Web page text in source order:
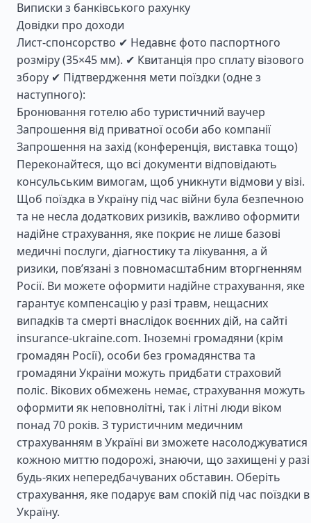
Виписки з банківського рахунку
Довідки про доходи
Лист-спонсорство ✔ Недавнє фото паспортного
розміру (35×45 мм). ✔ Квитанція про сплату візового
збору ✔ Підтвердження мети поїздки (одне з
наступного):
Бронювання готелю або туристичний ваучер
Запрошення від приватної особи або компанії
Запрошення на захід (конференція, виставка тощо)
Переконайтеся, що всі документи відповідають
консульським вимогам, щоб уникнути відмови у візі.
Щоб поїздка в Україну під час війни була безпечною
та не несла додаткових ризиків, важливо оформити
надійне страхування, яке покриє не лише базові
медичні послуги, діагностику та лікування, а й
ризики, пов’язані з повномасштабним вторгненням
Росії. Ви можете оформити надійне страхування, яке
гарантує компенсацію у разі травм, нещасних
випадків та смерті внаслідок воєнних дій, на сайті
insurance-ukraine.com. Іноземні громадяни (крім
громадян Росії), особи без громадянства та
громадяни України можуть придбати страховий
поліс. Вікових обмежень немає, страхування можуть
оформити як неповнолітні, так і літні люди віком
понад 70 років. З туристичним медичним
страхуванням в Україні ви зможете насолоджуватися
кожною миттю подорожі, знаючи, що захищені у разі
будь-яких непередбачуваних обставин. Оберіть
страхування, яке подарує вам спокій під час поїздки в
Україну.